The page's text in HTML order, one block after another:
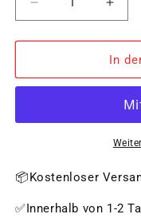
Verringere
die
Menge
convEGGtor
Big
-2XL-
die
für
Big
-
In
📦Kostenloser
✅Innerhalb von 1-2